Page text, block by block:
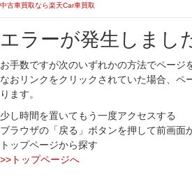
中古車買取なら楽天Car車買取
エラーが発生しまし
お手数ですが次のいずれかの方法でページ
なおリンクをクリックされていた場合、ペ
ります。
少し時間を置いてもう一度アクセスする
ブラウザの「戻る」ボタンを押して前画面
トップページから探す
>>トップページへ